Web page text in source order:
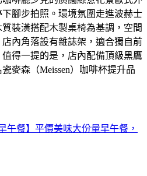
腳步拍照。環境氛圍走進波赫士
裝潢搭配木製桌椅為基調，空間
內角落設有雜誌架，適合獨自前
得一提的是，店內配備頂級黑鷹
麥森（Meissen）咖啡杯提升品
午餐】平價美味大份量早午餐，